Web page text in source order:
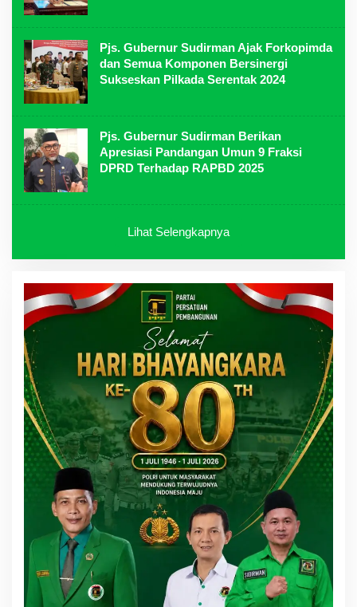
Pjs. Gubernur Sudirman Ajak Forkopimda
dan Semua Komponen Bersinergi
Sukseskan Pilkada Serentak 2024
Pjs. Gubernur Sudirman Berikan
Apresiasi Pandangan Umun 9 Fraksi
DPRD Terhadap RAPBD 2025
Lihat Selengkapnya